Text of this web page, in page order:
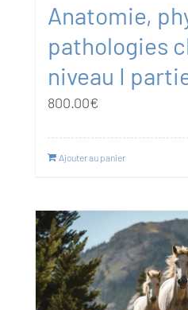
Anatomie,
pathologies
niveau I
800.00€
Ajouter au panier